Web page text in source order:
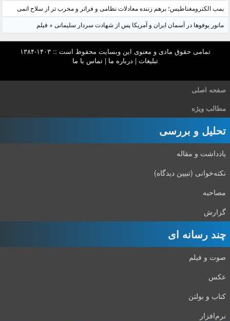
بمب الکترومغناطیس؛ برهم زننده معادلات نظامی و فراتر و مخرب تر از سلاح اتمی
مانور یوفوها در آسمان ایران و آمریکا پس از شهادت سردار سلیمانی + فیلم
تمامی حقوق مادی و معنوی این وبسایت محفوظ است :: ۱۴۰۳-۱۳۸۴
تبلیغات | درباره ما |تماس با ما
صفحه اصلی
مطالب ویژه
تحلیل و بررسی
یادداشت و مقاله
نکته‌خوانی (تبیین دیدگاه)
مصاحبه
گزارش
چند رسانه ای
صوت و فیلم
عکس
کتاب و بولتن
نرم‌افزار